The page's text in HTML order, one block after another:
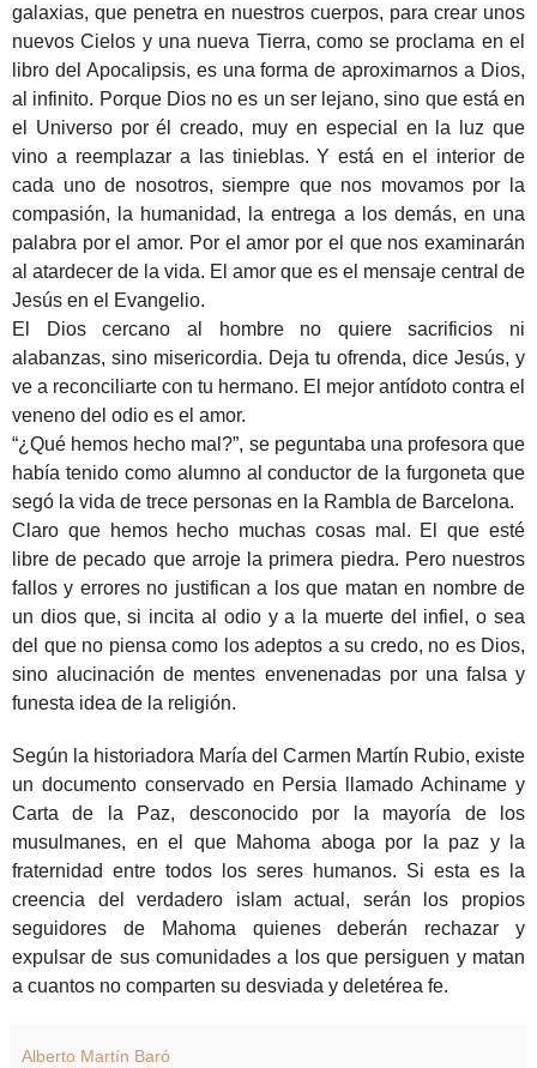
galaxias, que penetra en nuestros cuerpos, para crear unos
nuevos Cielos y una nueva Tierra, como se proclama en el
libro del Apocalipsis, es una forma de aproximarnos a Dios,
al infinito. Porque Dios no es un ser lejano, sino que está en
el Universo por él creado, muy en especial en la luz que
vino a reemplazar a las tinieblas. Y está en el interior de
cada uno de nosotros, siempre que nos movamos por la
compasión, la humanidad, la entrega a los demás, en una
palabra por el amor. Por el amor por el que nos examinarán
al atardecer de la vida. El amor que es el mensaje central de
Jesús en el Evangelio.
El Dios cercano al hombre no quiere sacrificios ni
alabanzas, sino misericordia. Deja tu ofrenda, dice Jesús, y
ve a reconciliarte con tu hermano. El mejor antídoto contra el
veneno del odio es el amor.
“¿Qué hemos hecho mal?”, se peguntaba una profesora que
había tenido como alumno al conductor de la furgoneta que
segó la vida de trece personas en la Rambla de Barcelona.
Claro que hemos hecho muchas cosas mal. El que esté
libre de pecado que arroje la primera piedra. Pero nuestros
fallos y errores no justifican a los que matan en nombre de
un dios que, si incita al odio y a la muerte del infiel, o sea
del que no piensa como los adeptos a su credo, no es Dios,
sino alucinación de mentes envenenadas por una falsa y
funesta idea de la religión.
Según la historiadora María del Carmen Martín Rubio, existe
un documento conservado en Persia llamado Achiname y
Carta de la Paz, desconocido por la mayoría de los
musulmanes, en el que Mahoma aboga por la paz y la
fraternidad entre todos los seres humanos. Si esta es la
creencia del verdadero islam actual, serán los propios
seguidores de Mahoma quienes deberán rechazar y
expulsar de sus comunidades a los que persiguen y matan
a cuantos no comparten su desviada y deletérea fe.
Alberto Martín Baró